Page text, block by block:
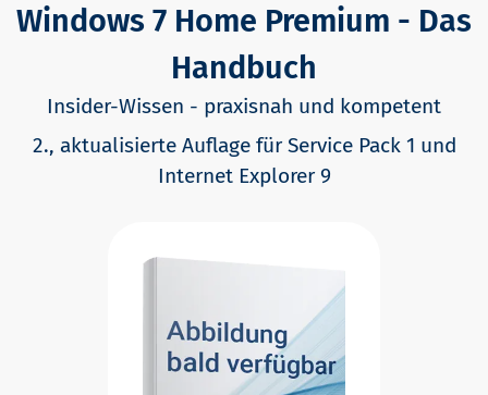
Windows 7 Home Premium - Das
Handbuch
Insider-Wissen - praxisnah und kompetent
2., aktualisierte Auflage für Service Pack 1 und
Internet Explorer 9